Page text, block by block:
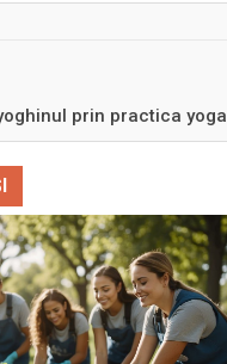
prin practica yoga